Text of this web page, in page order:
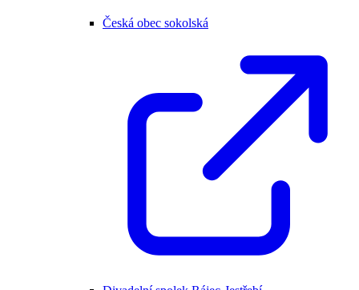
Česká obec sokolská